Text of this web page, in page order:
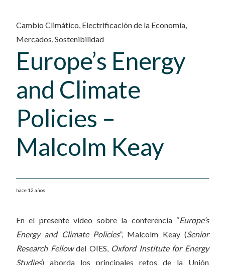
Cambio Climático, Electrificación de la Economía,
Mercados,Sostenibilidad
Europe’s Energy
and Climate
Policies –
Malcolm Keay
hace 12 años
En el presente vídeo sobre la conferencia “Europe’s
Energy and Climate Policies”, Malcolm Keay (Senior
Research Fellowdel OIES, Oxford Institute for Energy
Studies) aborda los principales retos de la Unión